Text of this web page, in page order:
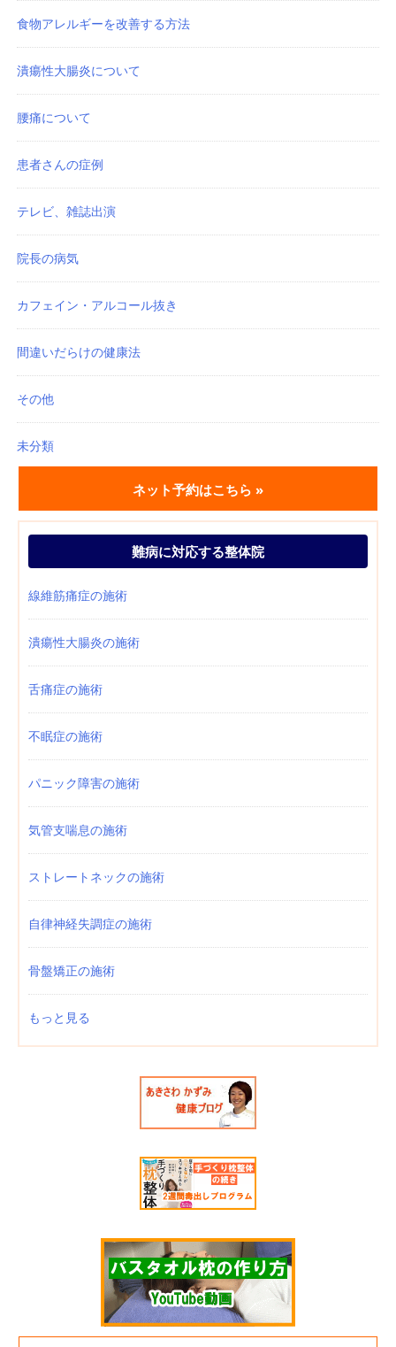
食物アレルギーを改善する方法
潰瘍性大腸炎について
腰痛について
患者さんの症例
テレビ、雑誌出演
院長の病気
カフェイン・アルコール抜き
間違いだらけの健康法
その他
未分類
ネット予約はこちら »
難病に対応する整体院
線維筋痛症の施術
潰瘍性大腸炎の施術
舌痛症の施術
不眠症の施術
パニック障害の施術
気管支喘息の施術
ストレートネックの施術
自律神経失調症の施術
骨盤矯正の施術
もっと見る